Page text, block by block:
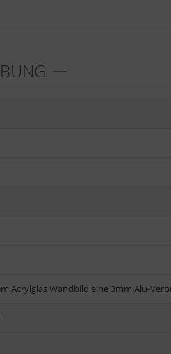
Acrylglas Wandbild eine 3mm Alu-